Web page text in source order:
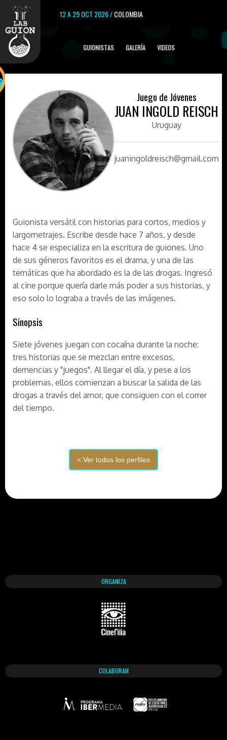
12 A 29 OCT 2026 /COLOMBIA
GUIONISTAS GALERÍA VIDEOS
Juego de Jóvenes
JUAN INGOLD REISCH
Uruguay
juaningoldreisch@gmail.com
Guionista versátil con historias para cortos, medios y
largometrajes. Escribe desde hace 7 años, y desde
hace 4 se especializa en la escritura de guiones. Uno
de sus géneros favoritos es el drama, y una de las
temáticas que ha abordado es la de las drogas. Ingresó
al cine porque quería darle más poder a sus historias, y
eso solo lo lograba a través de las imágenes.
Sinopsis
Siete jóvenes juegan con cocaína durante la noche:
tres historias que se mezclan entre excesos,
demencias y "juegos". Al llegar el día, y pese a los
problemas, ellos comienzan a buscar la salida de las
drogas a través del amor, que consiguen con el correr
del tiempo.
ORGANIZA
COLABORAN